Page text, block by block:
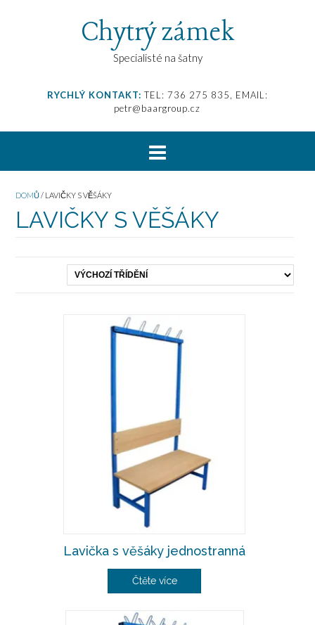
Chytrý zámek
Specialisté na šatny
RYCHLÝ KONTAKT: TEL: 736 275 835, EMAIL:
petr@baargroup.cz
DOMŮ/ LAVIČKY S VĚŠÁKY
LAVIČKY S VĚŠÁKY
Lavička s věšáky jednostranná
Čtěte více